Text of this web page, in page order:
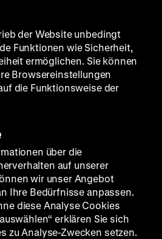
der Website unbedingt
Funktionen wie Sicherheit,
ermöglichen. Sie können
Browsereinstellungen
die Funktionsweise der
über die
auf unserer
wir unser Angebot
Ihre Bedürfnisse anpassen.
diese Analyse Cookies
erklären Sie sich
zu Analyse-Zwecken setzen.